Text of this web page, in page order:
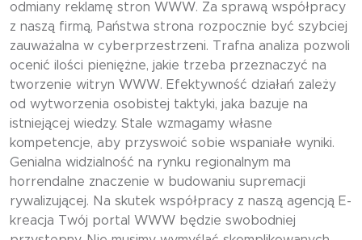
odmiany reklamę stron WWW. Za sprawą współpracy
z naszą firmą, Państwa strona rozpocznie być szybciej
zauważalna w cyberprzestrzeni. Trafna analiza pozwoli
ocenić ilości pieniężne, jakie trzeba przeznaczyć na
tworzenie witryn WWW. Efektywność działań zależy
od wytworzenia osobistej taktyki, jaka bazuje na
istniejącej wiedzy. Stale wzmagamy własne
kompetencje, aby przyswoić sobie wspaniałe wyniki.
Genialna widzialność na rynku regionalnym ma
horrendalne znaczenie w budowaniu supremacji
rywalizującej. Na skutek współpracy z naszą agencją E-
kreacja Twój portal WWW będzie swobodniej